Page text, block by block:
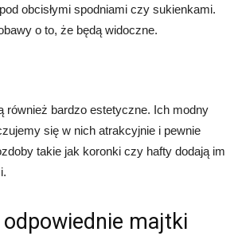
obcisłymi spodniami czy sukienkami.
o to, że będą widoczne.
również bardzo estetyczne. Ich modny
się w nich atrakcyjnie i pewnie
takie jak koronki czy hafty dodają im
majtki